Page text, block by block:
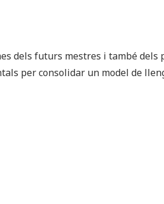
dels futurs mestres i també dels
per consolidar un model de